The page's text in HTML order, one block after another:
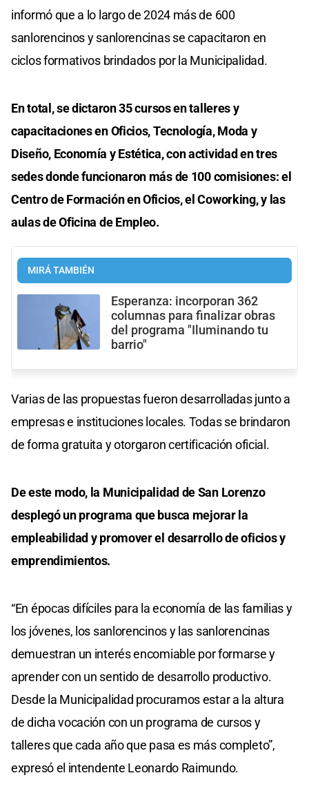
informó que a lo largo de 2024 más de 600
sanlorencinos y sanlorencinas se capacitaron en
ciclos formativos brindados por la Municipalidad.
En total, se dictaron 35 cursos en talleres y
capacitaciones en Oficios, Tecnología, Moda y
Diseño, Economía y Estética, con actividad en tres
sedes donde funcionaron más de 100 comisiones: el
Centro de Formación en Oficios, el Coworking, y las
aulas de Oficina de Empleo.
MIRÁ TAMBIÉN
Esperanza: incorporan 362
columnas para finalizar obras
del programa "Iluminando tu
barrio"
Varias de las propuestas fueron desarrolladas junto a
empresas e instituciones locales. Todas se brindaron
de forma gratuita y otorgaron certificación oficial.
De este modo, la Municipalidad de San Lorenzo
desplegó un programa que busca mejorar la
empleabilidad y promover el desarrollo de oficios y
emprendimientos.
“En épocas difíciles para la economía de las familias y
los jóvenes, los sanlorencinos y las sanlorencinas
demuestran un interés encomiable por formarse y
aprender con un sentido de desarrollo productivo.
Desde la Municipalidad procuramos estar a la altura
de dicha vocación con un programa de cursos y
talleres que cada año que pasa es más completo”,
expresó el intendente Leonardo Raimundo.